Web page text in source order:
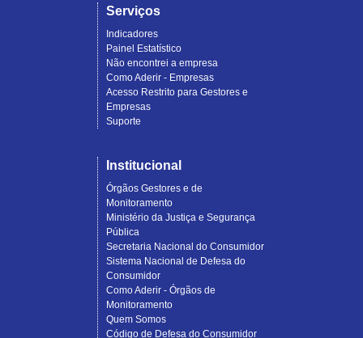
Serviços
Indicadores
Painel Estatístico
Não encontrei a empresa
Como Aderir - Empresas
Acesso Restrito para Gestores e
Empresas
Suporte
Institucional
Órgãos Gestores e de
Monitoramento
Ministério da Justiça e Segurança
Pública
Secretaria Nacional do Consumidor
Sistema Nacional de Defesa do
Consumidor
Como Aderir - Órgãos de
Monitoramento
Quem Somos
Código de Defesa do Consumidor